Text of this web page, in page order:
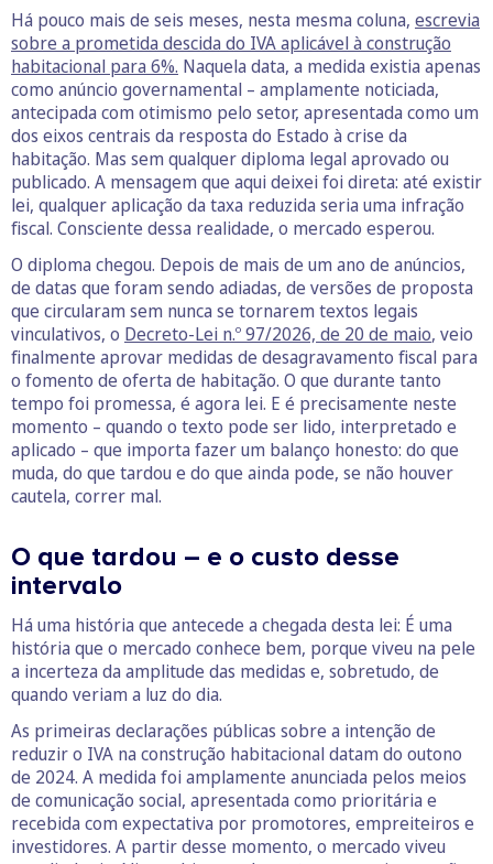
Há pouco mais de seis meses, nesta mesma coluna, escrevia
sobre a prometida descida do IVA aplicável à construção
habitacional para 6%. Naquela data, a medida existia apenas
como anúncio governamental – amplamente noticiada,
antecipada com otimismo pelo setor, apresentada como um
dos eixos centrais da resposta do Estado à crise da
habitação. Mas sem qualquer diploma legal aprovado ou
publicado. A mensagem que aqui deixei foi direta: até existir
lei, qualquer aplicação da taxa reduzida seria uma infração
fiscal. Consciente dessa realidade, o mercado esperou.
O diploma chegou. Depois de mais de um ano de anúncios,
de datas que foram sendo adiadas, de versões de proposta
que circularam sem nunca se tornarem textos legais
vinculativos, o Decreto-Lei n.º 97/2026, de 20 de maio, veio
finalmente aprovar medidas de desagravamento fiscal para
o fomento de oferta de habitação. O que durante tanto
tempo foi promessa, é agora lei. E é precisamente neste
momento – quando o texto pode ser lido, interpretado e
aplicado – que importa fazer um balanço honesto: do que
muda, do que tardou e do que ainda pode, se não houver
cautela, correr mal.
O que tardou – e o custo desse
intervalo
Há uma história que antecede a chegada desta lei: É uma
história que o mercado conhece bem, porque viveu na pele
a incerteza da amplitude das medidas e, sobretudo, de
quando veriam a luz do dia.
As primeiras declarações públicas sobre a intenção de
reduzir o IVA na construção habitacional datam do outono
de 2024. A medida foi amplamente anunciada pelos meios
de comunicação social, apresentada como prioritária e
recebida com expectativa por promotores, empreiteiros e
investidores. A partir desse momento, o mercado viveu